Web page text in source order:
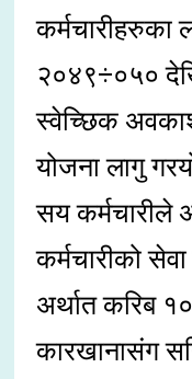
कर्मचारीहरुका
२०४९÷०५०
स्वेच्छिक
योजना लागु
सय कर्मचारीले
कर्मचारीको
अर्थात करिब
कारखानासंग